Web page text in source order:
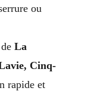
ou
La
Cinq-
rapide et